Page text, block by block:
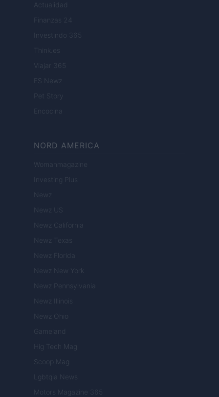
Actualidad
Finanzas 24
Investindo 365
Think.es
Viajar 365
ES Newz
Pet Story
Encocina
NORD AMERICA
Womanmagazine
Investing Plus
Newz
Newz US
Newz California
Newz Texas
Newz Florida
Newz New York
Newz Pennsylvania
Newz Illinois
Newz Ohio
Gameland
Hig Tech Mag
Scoop Mag
Lgbtqia News
Motors Magazine 365